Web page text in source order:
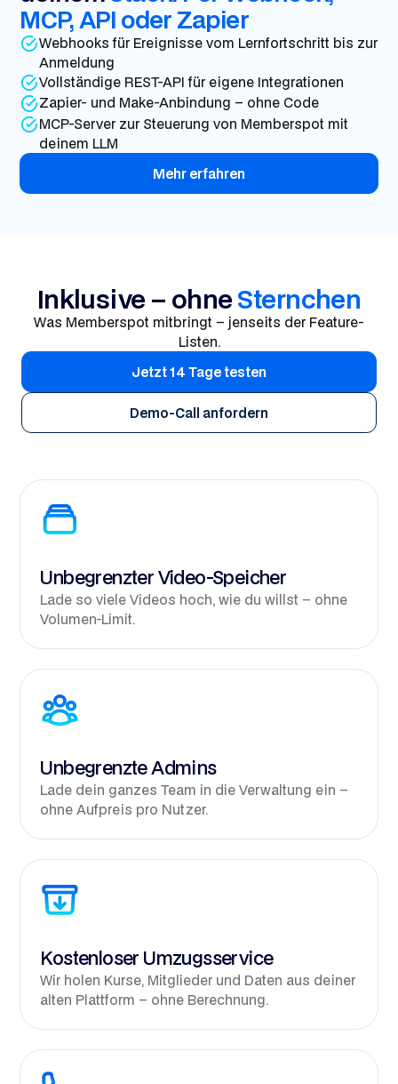
MCP, API oder Zapier
Webhooks für Ereignisse vom Lernfortschritt bis zur
Anmeldung
Vollständige REST-API für eigene Integrationen
Zapier- und Make-Anbindung – ohne Code
MCP-Server zur Steuerung von Memberspot mit
deinem LLM
Mehr erfahren
Inklusive – ohneSternchen
Was Memberspot mitbringt – jenseits der Feature-
Listen.
Jetzt 14 Tage testen
Demo-Call anfordern
Unbegrenzter Video-Speicher
Lade so viele Videos hoch, wie du willst – ohne
Volumen-Limit.
Unbegrenzte Admins
Lade dein ganzes Team in die Verwaltung ein –
ohne Aufpreis pro Nutzer.
Kostenloser Umzugsservice
Wir holen Kurse, Mitglieder und Daten aus deiner
alten Plattform – ohne Berechnung.